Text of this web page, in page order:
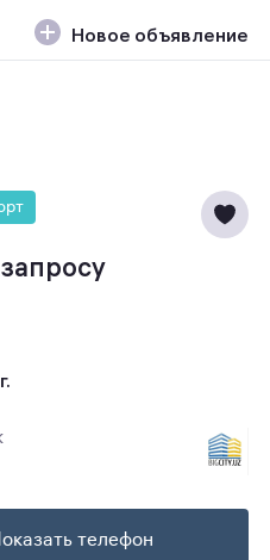
Новое объявление
телефон